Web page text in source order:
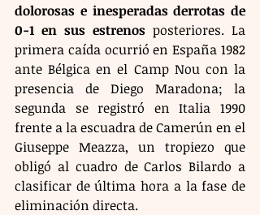
dolorosas e inesperadas derrotas de
0-1 en sus estrenos posteriores. La
primera caída ocurrió en España 1982
ante Bélgica en el Camp Nou con la
presencia de Diego Maradona; la
segunda se registró en Italia 1990
frente a la escuadra de Camerún en el
Giuseppe Meazza, un tropiezo que
obligó al cuadro de Carlos Bilardo a
clasificar de última hora a la fase de
eliminación directa.